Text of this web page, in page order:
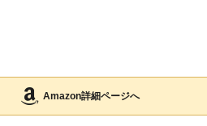
Amazon詳細ページへ